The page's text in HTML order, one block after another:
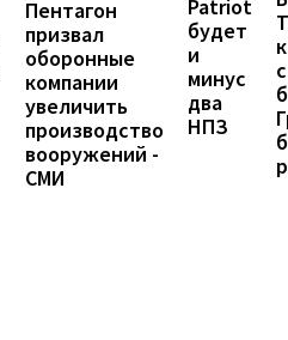
Пентагон
призвал
оборонные
компании
увеличить
производство
вооружений -
СМИ
Patriot
будет
и
минус
два
НПЗ